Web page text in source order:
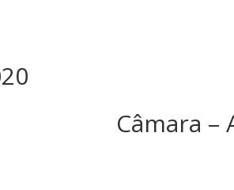
Câmara –